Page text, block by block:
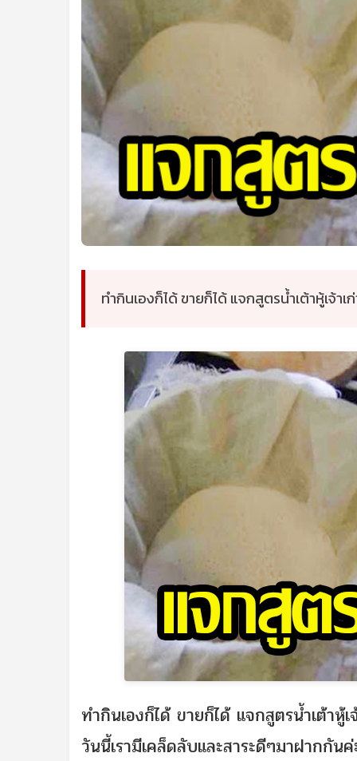
ทำกินเองก็ได้ ขายก็ได้ แจกสูตรน้ำเต้าหู้เจ้า
ทำกินเองก็ได้ ขายก็ได้ แจกสูตรน้ำเต้า
วันนี้เรามีเคล็ดลับและสาระดีๆมาฝากกัน